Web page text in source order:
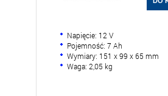
Napięcie: 12 V
Pojemność: 7 Ah
Wymiary: 151 x 99 x 65 mm
Waga: 2,05 kg